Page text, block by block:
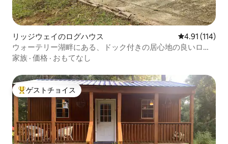
リッジウェイのログハウス レビュー114
4.91 (114)
ウォーテリー湖畔にある、ドック付きの居心地の良いログ
ハウス
家族 · 価格 · おもてなし
大好評のゲストチョイスです。
ゲストチョイス